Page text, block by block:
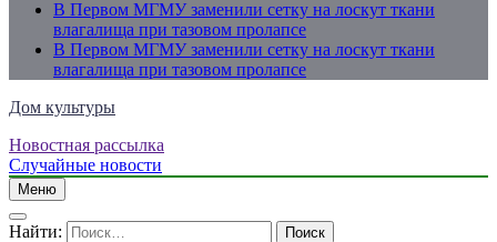
В Первом МГМУ заменили сетку на лоскут ткани
влагалища при тазовом пролапсе
В Первом МГМУ заменили сетку на лоскут ткани
влагалища при тазовом пролапсе
Дом культуры
Just another WordPress site
Новостная рассылка
Случайные новости
Меню
Найти: